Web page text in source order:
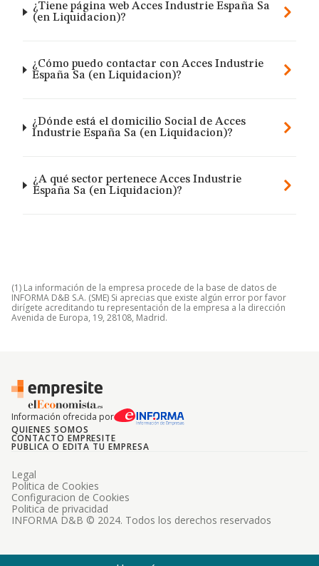
¿Tiene página web Acces Industrie España Sa
(en Liquidacion)?
¿Cómo puedo contactar con Acces Industrie
España Sa (en Liquidacion)?
¿Dónde está el domicilio Social de Acces
Industrie España Sa (en Liquidacion)?
¿A qué sector pertenece Acces Industrie
España Sa (en Liquidacion)?
(1) La información de la empresa procede de la base de datos de
INFORMA D&B S.A. (SME) Si aprecias que existe algún error por favor
dirígete acreditando tu representación de la empresa a la dirección
Avenida de Europa, 19, 28108, Madrid.
Información ofrecida por
QUIENES SOMOS
CONTACTO EMPRESITE
PUBLICA O EDITA TU EMPRESA
INFORMA D&B © 2024. Todos los derechos reservados
Legal
Politica de Cookies
Configuracion de Cookies
Politica de privacidad